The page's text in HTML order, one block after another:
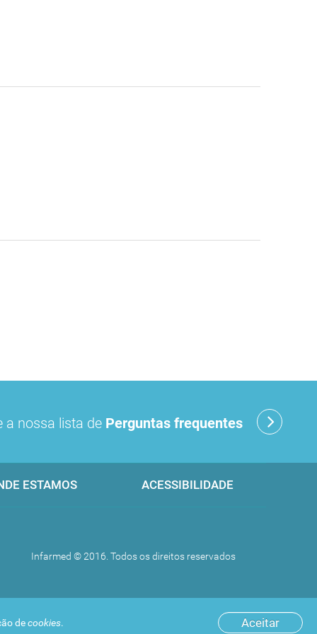
Aceitar
decookies.
a nossa lista de Perguntas frequentes
ESTAMOS ACESSIBILIDADE
Infarmed © 2016. Todos os direitos reservados